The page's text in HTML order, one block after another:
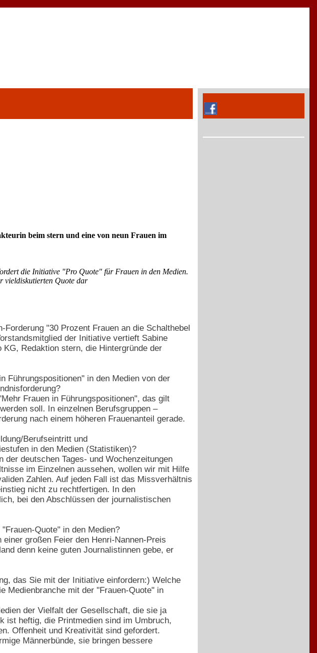
beim stern und eine von neun Frauen im
die Initiative "Pro Quote" für Frauen in den Medien.
vieldiskutierten Quote dar
Forderung "30 Prozent Frauen an die Schalthebel
der Initiative vertieft Sabine
Redaktion stern, die Hintergründe der
Führungspositionen" in den Medien von der
Frauen in Führungspositionen", das gilt
soll. In einzelnen Berufsgruppen –
nach einem höheren Frauenanteil gerade.
Berufseintritt und
in den Medien (Statistiken)?
deutschen Tages- und Wochenzeitungen
im Einzelnen aussehen, wollen wir mit Hilfe
Zahlen. Auf jeden Fall ist das Missverhältnis
nicht zu rechtfertigen. In den
bei den Abschlüssen der journalistischen
Quote" in den Medien?
großen Feier den Henri-Nannen-Preis
denn keine guten Journalistinnen gebe, er
das Sie mit der Initiative einfordern:) Welche
Medienbranche mit der "Frauen-Quote" in
der Vielfalt der Gesellschaft, die sie ja
ist heftig, die Printmedien sind im Umbruch,
Offenheit und Kreativität sind gefordert.
Männerbünde, sie bringen bessere